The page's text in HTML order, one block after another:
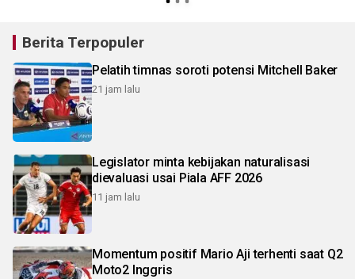
Berita Terpopuler
Pelatih timnas soroti potensi Mitchell Baker
21 jam lalu
Legislator minta kebijakan naturalisasi
dievaluasi usai Piala AFF 2026
11 jam lalu
Momentum positif Mario Aji terhenti saat Q2
Moto2 Inggris